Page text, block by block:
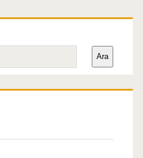
Ara